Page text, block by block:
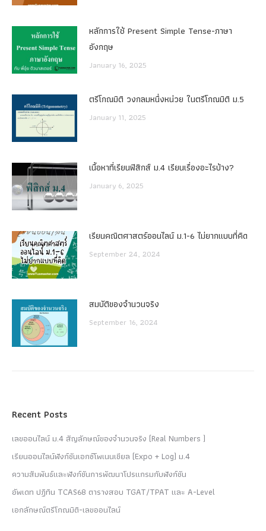
หลักการใช้ Present Simple Tense-ภาษา
อังกฤษ
January 16, 2025
ตรีโกณมิติ วงกลมหนึ่งหน่วย ในตรีโกณมิติ ม.5
January 11, 2025
เนื้อหาที่เรียนฟิสิกส์ ม.4 เรียนเรื่องอะไรบ้าง?
January 6, 2025
เรียนคณิตศาสตร์ออนไลน์ ม.1-6 ไม่ยากแบบที่คิด
September 24, 2024
สมบัติของจำนวนจริง
September 16, 2024
Recent Posts
เลขออนไลน์ ม.4 สัญลักษณ์ของจำนวนจริง (Real Numbers )
เรียนออนไลน์ฟังก์ชันเอกซ์โพเนนเชียล (Expo + Log) ม.4
ความสัมพันธ์และฟังก์ชันการพัฒนาโปรแกรมกับฟังก์ชัน
อัพเดท ปฏิทิน TCAS68 ตารางสอบ TGAT/TPAT และ A-Level
เอกลักษณ์ตรีโกณมิติ-เลขออนไลน์